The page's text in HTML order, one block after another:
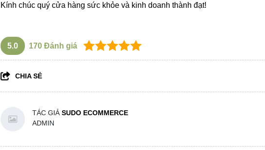
Kính chúc quý cửa hàng sức khỏe và kinh doanh thành đạt!
5.0 170Đánh giá
CHIA SẺ
TÁC GIẢ SUDO ECOMMERCE
ADMIN